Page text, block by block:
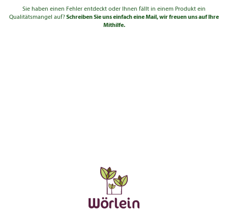
Sie haben einen Fehler entdeckt oder Ihnen fällt in einem Produkt ein
Qualitätsmangel auf?Schreiben Sie uns einfach eine Mail, wir freuen uns auf Ihre
Mithilfe.